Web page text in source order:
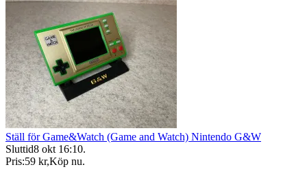
Ställ för Game&Watch (Game and Watch) Nintendo G&W
Sluttid8 okt 16:10.
Pris:59 kr,Köp nu.